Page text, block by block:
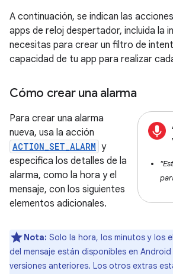
A continuación, se indican las
apps de reloj despertador, incluida la
necesitas para crear un filtro de
capacidad de tu app para realizar
Cómo crear una alarma
Para crear una alarma
nueva, usa la acción
ACTION_SET_ALARM y
especifica los detalles de la
alarma, como la hora y el
mensaje, con los siguientes
elementos adicionales.
Nota: Solo la hora, los minutos y los
del mensaje están disponibles en Android
versiones anteriores. Los otros extras